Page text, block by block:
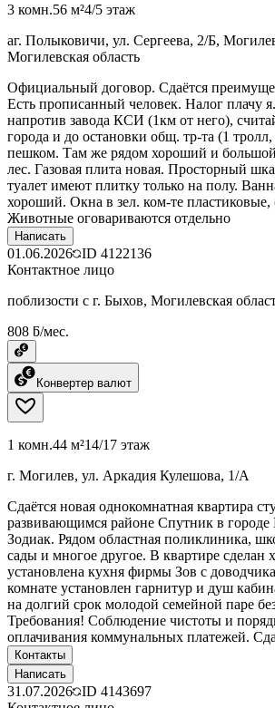
3 комн.56 м²4/5 этаж
аг. Полыковичи, ул. Сергеева, 2/Б,
Могилевская область
Официальный договор. Сдаётся
Есть прописанный человек. Налог плачу
напротив завода КСИ (1км от него),
города и до остановки общ. тр-та (1
пешком. Там же рядом хороший и
лес. Газовая плита новая. Просторный
туалет имеют плитку только на полу.
хороший. Окна в зел. ком-те пластиковые,
Животные оговариваются отдельно
Написать
01.06.2026 ID 4122136
Контактное лицо
поблизости с г. Быхов, Могилевская
808 ƃ/мес.
Конвертер валют
1 комн.44 м²14/17 этаж
г. Могилев, ул. Аркадия Кулешова, 1/А
Сдаётся новая однокомнатная квартира
развивающимся районе Спутник в
Зодиак. Рядом областная поликлиника,
сады и многое другое. В квартире сделан
установлена кухня фирмы Зов с
комнате установлен гарнитур и душ
на долгий срок молодой семейной паре
Требования! Соблюдение чистоты и
оплачивания коммунальных платежей.
Контакты
Написать
31.07.2026 ID 4143697